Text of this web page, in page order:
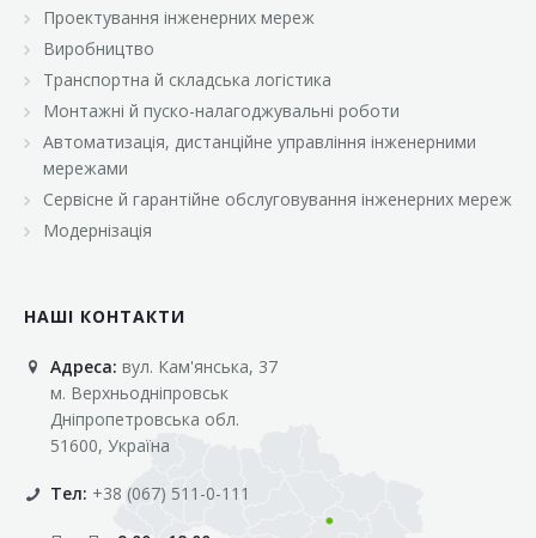
Проектування інженерних мереж
Виробництво
Транспортна й складська логістика
Монтажні й пуско-налагоджувальні роботи
Автоматизація, дистанційне управління інженерними
мережами
Сервісне й гарантійне обслуговування інженерних мереж
Модернізація
НАШІ КОНТАКТИ
Адреса: вул. Кам'янська, 37
м. Верхньодніпровськ
Дніпропетровська обл.
51600, Україна
Тел: +38 (067) 511-0-111